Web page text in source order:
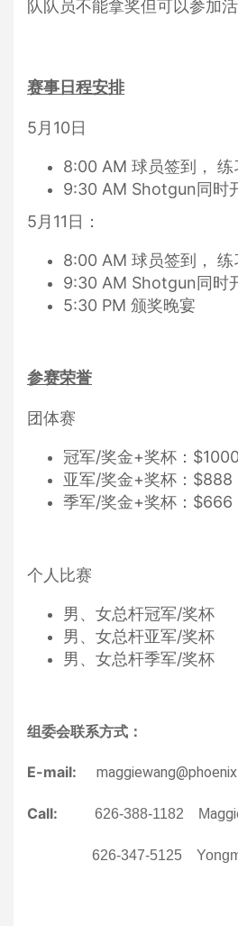
队队员不能拿奖但可以参加活
赛事日程安排
5月10日
8:00 AM 球员签到， 练
9:30 AM Shotgun同时
5月11日：
8:00 AM 球员签到， 练
9:30 AM Shotgun同时
5:30 PM 颁奖晚宴
参赛荣誉
团体赛
冠军/奖金+奖杯：$1000
亚军/奖金+奖杯：$888
季军/奖金+奖杯：$666
个人比赛
男、女总杆冠军/奖杯
男、女总杆亚军/奖杯
男、女总杆季军/奖杯
组委会联系方式：
E-mail:
Call: 626-388-1182 M
626-347-5125